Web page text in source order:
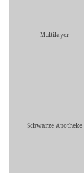
Multilayer
Schwarze Apotheke